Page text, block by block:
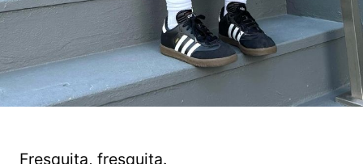
Fresquita, fresquita.